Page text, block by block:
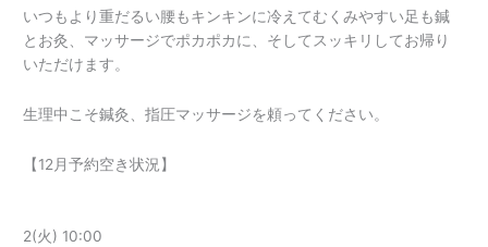
いつもより重だるい腰もキンキンに冷えてむくみやすい足も鍼
とお灸、マッサージでポカポカに、そしてスッキリしてお帰り
いただけます。
生理中こそ鍼灸、指圧マッサージを頼ってください。
【12月予約空き状況】
2(火) 10:00